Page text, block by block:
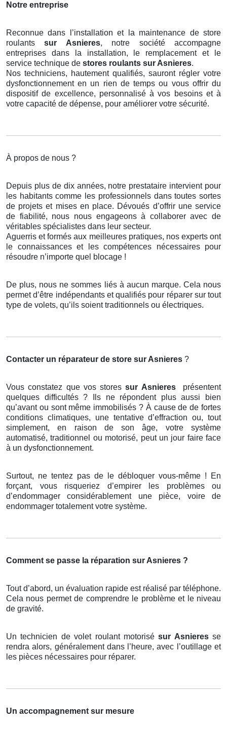
Notre entreprise
Reconnue dans l’installation et la maintenance de store
roulantssur Asnieres, notre société accompagne
entreprises dans la installation, le remplacement et le
service technique de stores roulants sur Asnieres.
Nos techniciens, hautement qualifiés, sauront régler votre
dysfonctionnement en un rien de temps ou vous offrir du
dispositif de excellence, personnalisé à vos besoins et à
votre capacité de dépense, pour améliorer votre sécurité.
À propos de nous ?
Depuis plus de dix années, notre prestataire intervient pour
les habitants comme les professionnels dans toutes sortes
de projets et mises en place. Dévoués d’offrir une service
de fiabilité, nous nous engageons à collaborer avec de
véritables spécialistes dans leur secteur.
Aguerris et formés aux meilleures pratiques, nos experts ont
le connaissances et les compétences nécessaires pour
résoudre n’importe quel blocage !
De plus, nous ne sommes liés à aucun marque. Cela nous
permet d’être indépendants et qualifiés pour réparer sur tout
type de volets, qu’ils soient traditionnels ou électriques.
Contacter un réparateur de store sur Asnieres ?
Vous constatez que vos storessur Asnieres
présentent
quelques difficultés ? Ils ne répondent plus aussi bien
qu’avant ou sont même immobilisés ? À cause de de fortes
conditions climatiques, une tentative d’effraction ou, tout
simplement, en raison de son âge, votre système
automatisé, traditionnel ou motorisé, peut un jour faire face
à un dysfonctionnement.
Surtout, ne tentez pas de le débloquer vous-même ! En
forçant, vous risqueriez d’empirer les problèmes ou
d’endommager considérablement une pièce, voire de
endommager totalement votre système.
Comment se passe la réparation sur Asnieres ?
Tout d’abord, un évaluation rapide est réalisé par téléphone.
Cela nous permet de comprendre le problème et le niveau
de gravité.
Un technicien de volet roulant motorisésur Asnieres se
rendra alors, généralement dans l’heure, avec l’outillage et
les pièces nécessaires pour réparer.
Un accompagnement sur mesure